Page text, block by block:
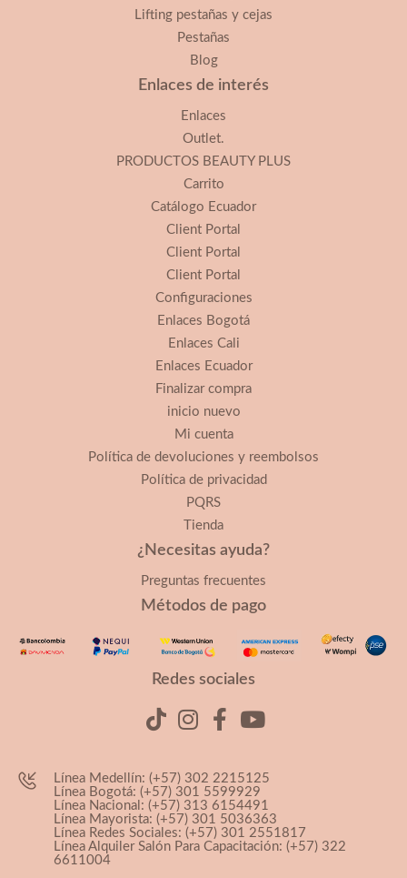
Lifting pestañas y cejas
Pestañas
Blog
Enlaces de interés
Enlaces
Outlet.
PRODUCTOS BEAUTY PLUS
Carrito
Catálogo Ecuador
Client Portal
Client Portal
Client Portal
Configuraciones
Enlaces Bogotá
Enlaces Cali
Enlaces Ecuador
Finalizar compra
inicio nuevo
Mi cuenta
Política de devoluciones y reembolsos
Política de privacidad
PQRS
Tienda
¿Necesitas ayuda?
Preguntas frecuentes
Métodos de pago
Redes sociales
Línea Medellín: (+57) 302 2215125
Línea Bogotá: (+57) 301 5599929
Línea Nacional: (+57) 313 6154491
Línea Mayorista: (+57) 301 5036363
Línea Redes Sociales: (+57) 301 2551817
Línea Alquiler Salón Para Capacitación: (+57) 322
6611004